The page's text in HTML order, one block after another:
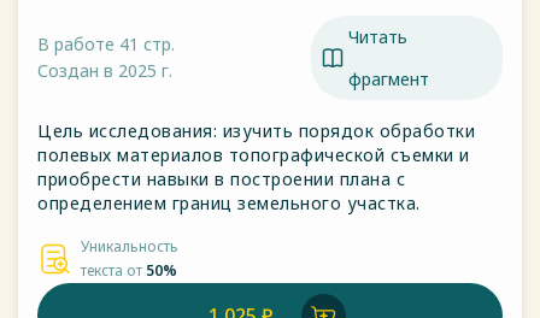
В работе 41 стр.
Создан в 2025 г.
Читать
фрагмент
Цель исследования: изучить порядок обработки
полевых материалов топографической съемки и
приобрести навыки в построении плана с
определением границ земельного участка.
Уникальность
текста от 50%